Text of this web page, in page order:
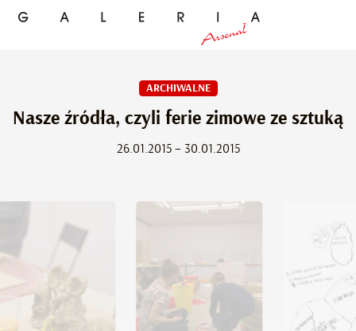
ARCHIWALNE
Nasze źródła, czyli ferie zimowe ze sztuką
26.01.2015 – 30.01.2015